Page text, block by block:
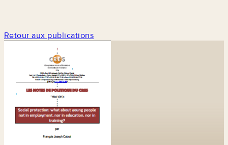
Retour aux publications